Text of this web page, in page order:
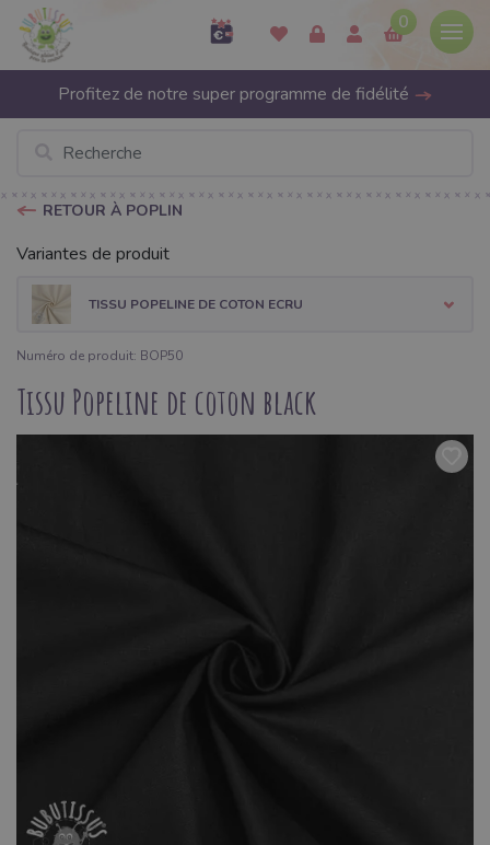
0
Profitez de notre super programme de fidélité
RETOUR À POPLIN
Variantes de produit
TISSU POPELINE DE COTON ECRU
Numéro de produit: BOP50
Tissu Popeline de coton black